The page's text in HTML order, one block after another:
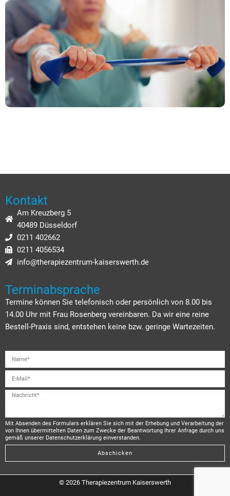
Kontakt
Am Kreuzberg 5
40489 Düsseldorf
0211 402662
0211 4056534
info@therapiezentrum-kaiserswerth.de
Terminabsprache
Termine können Sie telefonisch oder persönlich von 8.00 bis
14.00 Uhr mit Frau Rosenberg vereinbaren. Da wir eine reine
Bestell-Praxis sind, entstehen keine bzw. geringe Wartezeiten.
Mit Absenden des Formulars erklären Sie sich mit der Erhebung und Verarbeitung der
von Ihnen übermittelten Daten zum Zwecke der Beantwortung Ihrer Anfrage durch uns
gemäß unserer Datenschutzerklärung einverstanden.
Abschicken
© 2026 Therapiezentrum Kaiserswerth